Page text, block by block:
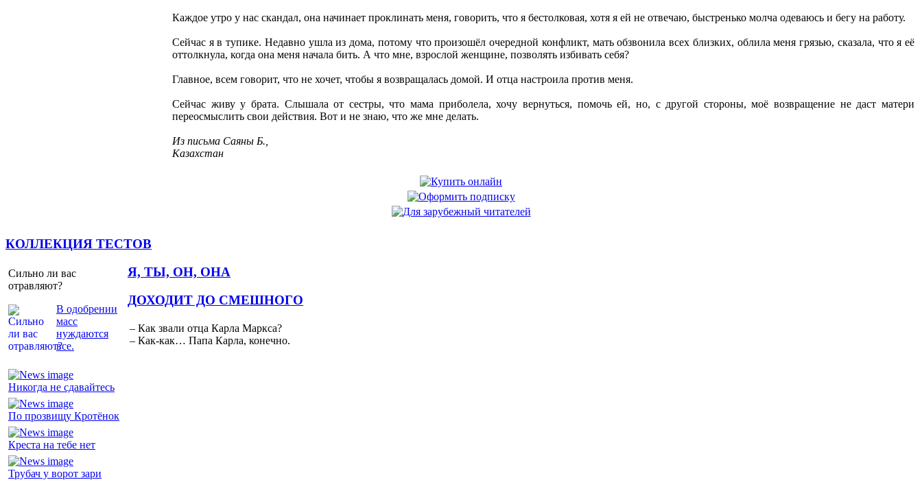
Каждое утро у нас скандал, она начинает проклинать меня, говорить, что я бестолковая, хотя я ей не отвечаю, быстренько молча одеваюсь и бегу на работу.
Сейчас я в тупике. Недавно ушла из дома, потому что произошёл очередной конфликт, мать обзвонила всех близких, облила меня грязью, сказала, что я её
оттолкнула, когда она меня начала бить. А что мне, взрослой женщине, позволять избивать себя?
Главное, всем говорит, что не хочет, чтобы я возвращалась домой. И отца настроила против меня.
Сейчас живу у брата. Слышала от сестры, что мама приболела, хочу вернуться, помочь ей, но, с другой стороны, моё возвращение не даст матери
переосмыслить свои действия. Вот и не знаю, что же мне делать.
Из письма Саяны Б.,
Казахстан
КОЛЛЕКЦИЯ ТЕСТОВ
Сильно ли вас
отравляют?
В одобрении
масс
нуждаются
все.
Я, ТЫ, ОН, ОНА
Никогда не сдавайтесь
По прозвищу Кротёнок
Креста на тебе нет
Трубач у ворот зари
ДОХОДИТ ДО СМЕШНОГО
– Как звали отца Карла Маркса?
– Как-как… Папа Карла, конечно.